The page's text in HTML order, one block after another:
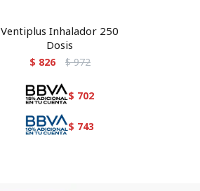
Ventiplus Inhalador 250
Dosis
$ 826 $ 972
$ 702
$ 743